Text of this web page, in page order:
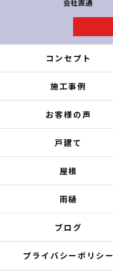
会社直通
コンセプト
施工事例
お客様の声
戸建て
屋根
雨樋
ブログ
プライバシーポリシー